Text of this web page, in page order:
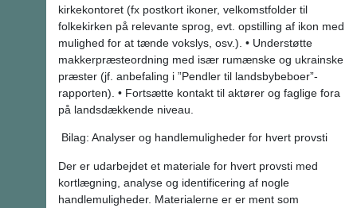
kirkekontoret (fx postkort ikoner, velkomstfolder til
folkekirken på relevante sprog, evt. opstilling af ikon med
mulighed for at tænde vokslys, osv.). • Understøtte
makkerpræsteordning med især rumænske og ukrainske
præster (jf. anbefaling i ”Pendler til landsbybeboer”-
rapporten). • Fortsætte kontakt til aktører og faglige fora
på landsdækkende niveau.
Bilag: Analyser og handlemuligheder for hvert provsti
Der er udarbejdet et materiale for hvert provsti med
kortlægning, analyse og identificering af nogle
handlemuligheder. Materialerne er er ment som